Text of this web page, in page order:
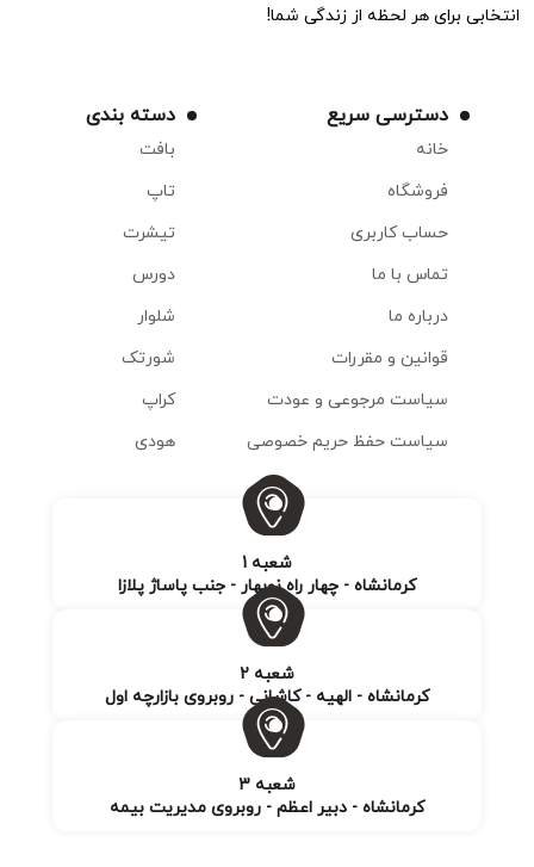
انتخابی برای هر لحظه از زندگی شما!
دسترسی سریع
خانه
فروشگاه
حساب کاربری
تماس با ما
درباره ما
قوانین و مقررات
سیاست مرجوعی و عودت
سیاست حفظ حریم خصوصی
دسته بندی
بافت
تاپ
تیشرت
دورس
شلوار
شورتک
کراپ
هودی
شعبه 1
کرمانشاه - چهار راه نوبهار - جنب پاساژ پلازا
شعبه 2
کرمانشاه - الهیه - کاشانی - روبروی بازارچه اول
شعبه 3
کرمانشاه - دبیر اعظم - روبروی مدیریت بیمه